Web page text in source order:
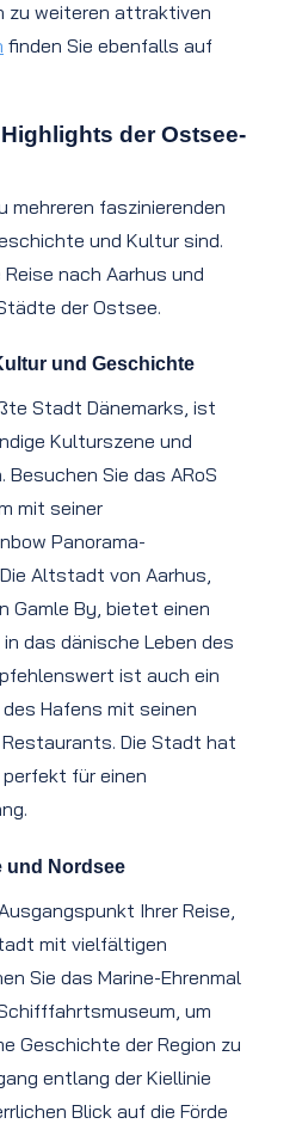
zu weiteren attraktiven
finden Sie ebenfalls auf
der Ostsee-
mehreren faszinierenden
und Kultur sind.
nach Aarhus und
der Ostsee.
und Geschichte
Stadt Dänemarks, ist
Kulturszene und
Sie das ARoS
mit seiner
Panorama-
Altstadt von Aarhus,
Gamle By, bietet einen
das dänische Leben des
ist auch ein
Hafens mit seinen
Die Stadt hat
für einen
und Nordsee
Ihrer Reise,
mit vielfältigen
Sie das Marine-Ehrenmal
um
Geschichte der Region zu
entlang der Kiellinie
Blick auf die Förde